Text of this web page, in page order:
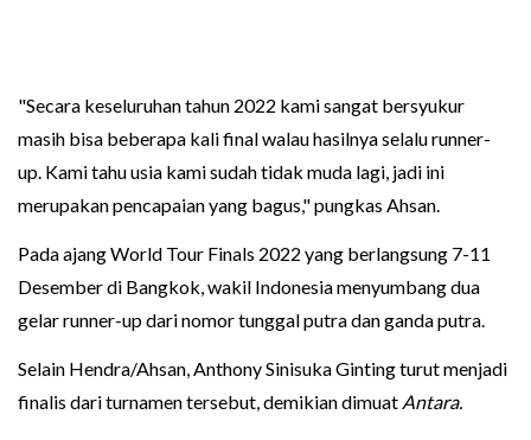
"Secara keseluruhan tahun 2022 kami sangat bersyukur
masih bisa beberapa kali final walau hasilnya selalu runner-
up. Kami tahu usia kami sudah tidak muda lagi, jadi ini
merupakan pencapaian yang bagus," pungkas Ahsan.
Pada ajang World Tour Finals 2022 yang berlangsung 7-11
Desember di Bangkok, wakil Indonesia menyumbang dua
gelar runner-up dari nomor tunggal putra dan ganda putra.
Selain Hendra/Ahsan, Anthony Sinisuka Ginting turut menjadi
finalis dari turnamen tersebut, demikian dimuat Antara.